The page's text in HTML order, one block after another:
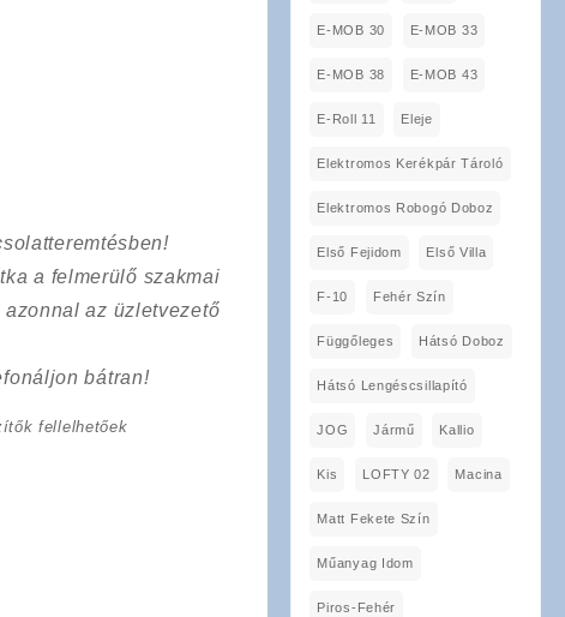
a felmerülő szakmai
az üzletvezető
bátran!
fellelhetőek
E-MOB 30 E-MOB 33
E-MOB 38 E-MOB 43
E-Roll 11 Eleje
Elektromos Kerékpár Tároló
Elektromos Robogó Doboz
Első Fejidom Első Villa
F-10 Fehér Szín
Függőleges Hátsó Doboz
Hátsó Lengéscsillapító
JOG Jármű Kallio
Kis LOFTY 02 Macina
Matt Fekete Szín
Műanyag Idom
Piros-Fehér